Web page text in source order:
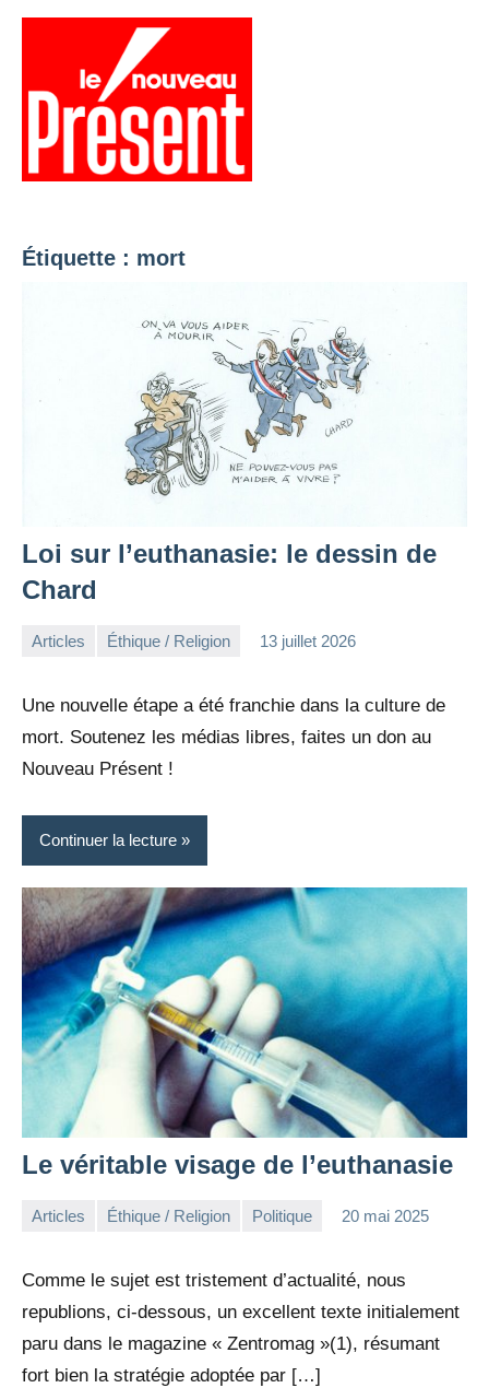
Aller
Étiquette : mort
Loi sur l’euthanasie: le dessin de
Chard
Articles Éthique / Religion 13 juillet 2026
Une nouvelle étape a été franchie dans la culture de
mort. Soutenez les médias libres, faites un don au
Nouveau Présent !
Continuer la lecture
Le véritable visage de l’euthanasie
Articles Éthique / Religion Politique 20 mai 2025
Comme le sujet est tristement d’actualité, nous
republions, ci-dessous, un excellent texte initialement
paru dans le magazine « Zentromag »(1), résumant
fort bien la stratégie adoptée par […]